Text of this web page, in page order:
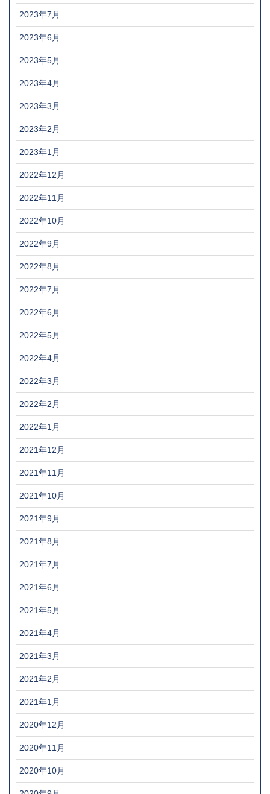
2023年7月
2023年6月
2023年5月
2023年4月
2023年3月
2023年2月
2023年1月
2022年12月
2022年11月
2022年10月
2022年9月
2022年8月
2022年7月
2022年6月
2022年5月
2022年4月
2022年3月
2022年2月
2022年1月
2021年12月
2021年11月
2021年10月
2021年9月
2021年8月
2021年7月
2021年6月
2021年5月
2021年4月
2021年3月
2021年2月
2021年1月
2020年12月
2020年11月
2020年10月